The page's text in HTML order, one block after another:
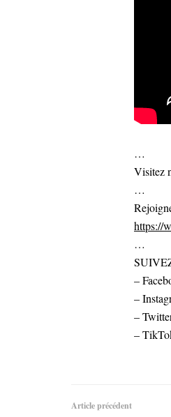
…
Visitez
…
https://
…
–
–
–
–
Article précédent